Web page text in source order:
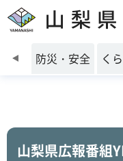
山梨県
前のスライドを表示
防災・安全 く
山梨県広報番組